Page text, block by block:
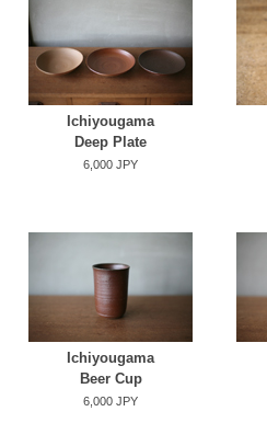
Ichiyougama
Deep Plate
6,000 JPY
Ichiyougama
Beer Cup
6,000 JPY